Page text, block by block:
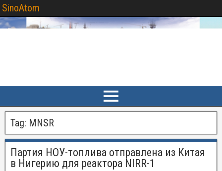
SinoAtom
Tag: MNSR
Партия НОУ-топлива отправлена из Китая
в Нигерию для реактора NIRR-1